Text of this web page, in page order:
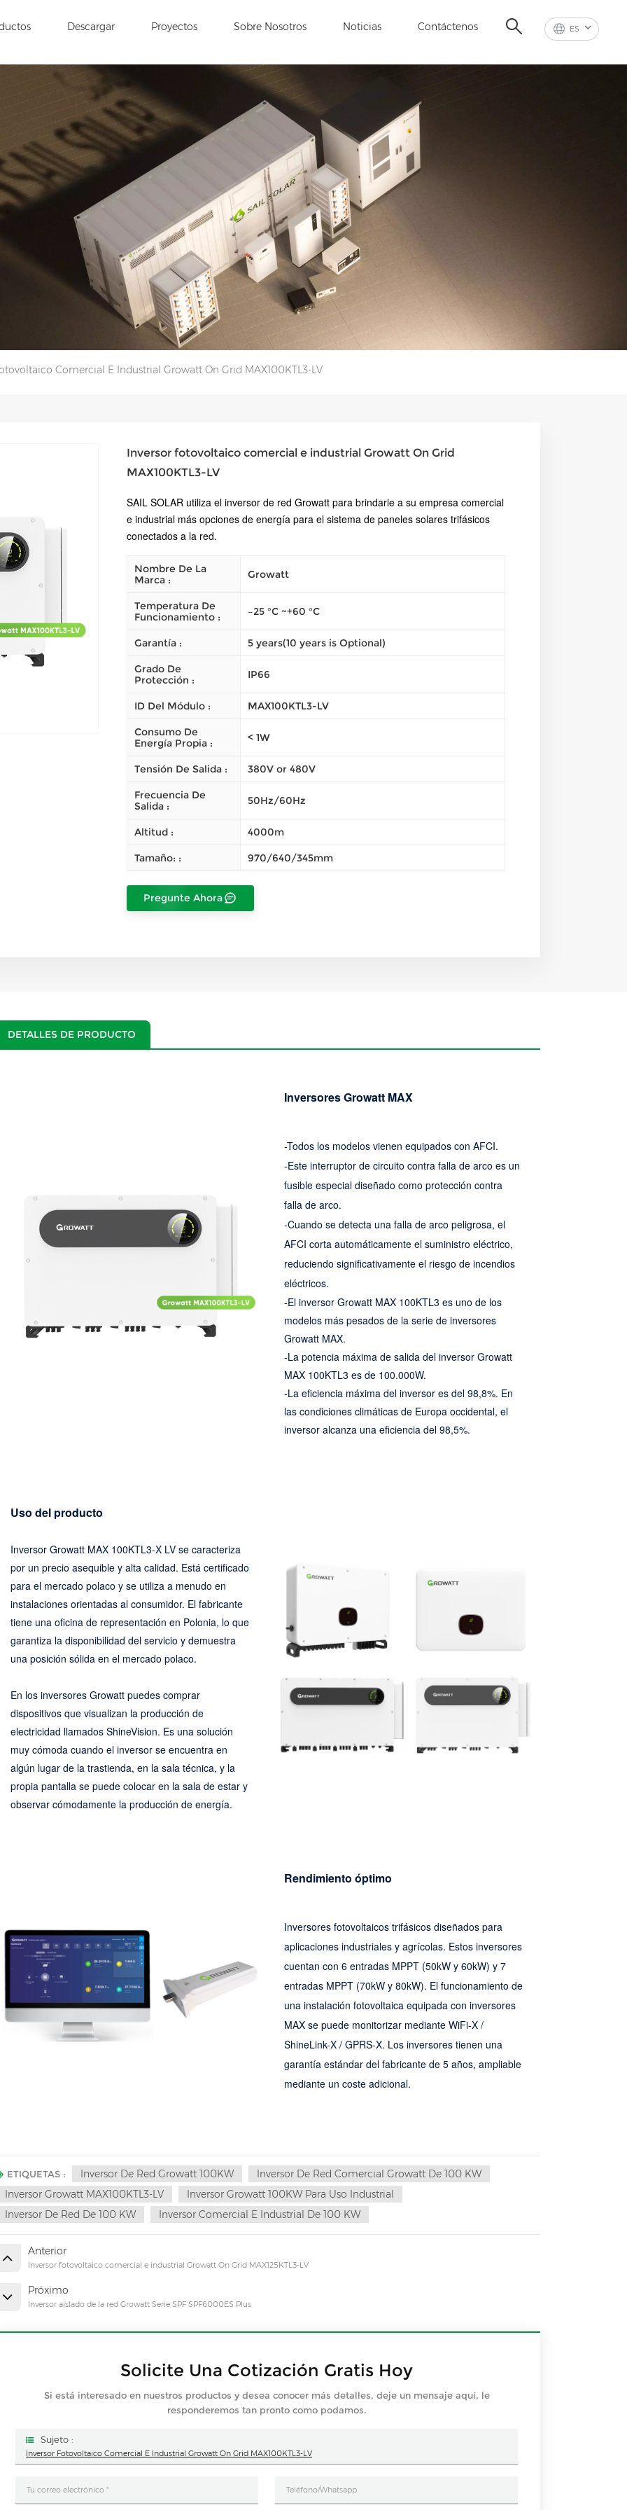
ES
Descargar Proyectos Sobre Nosotros Noticias Contáctenos
Comercial E Industrial Growatt On Grid MAX100KTL3-LV
Inversor fotovoltaico comercial e industrial Growatt On Grid
MAX100KTL3-LV
SAIL SOLAR utiliza el inversor de red Growatt para brindarle a su empresa comercial
e industrial más opciones de energía para el sistema de paneles solares trifásicos
conectados a la red.
Nombre De La
Marca :
Growatt
Temperatura De
Funcionamiento :
–25 °C ~+60 °C
Garantía : 5 years(10 years is Optional)
Grado De
Protección :
IP66
ID Del Módulo : MAX100KTL3-LV
Consumo De
Energía Propia :
< 1W
Tensión De Salida : 380V or 480V
Frecuencia De
Salida :
50Hz/60Hz
Altitud : 4000m
Tamaño: : 970/640/345mm
Pregunte Ahora
DETALLES DE PRODUCTO
Inversores Growatt MAX
-Todos los modelos vienen equipados con AFCI.
-Este interruptor de circuito contra falla de arco es un
fusible especial diseñado como protección contra
falla de arco.
-Cuando se detecta una falla de arco peligrosa, el
AFCI corta automáticamente el suministro eléctrico,
reduciendo significativamente el riesgo de incendios
eléctricos.
-El inversor Growatt MAX 100KTL3 es uno de los
modelos más pesados de la serie de inversores
Growatt MAX.
-La potencia máxima de salida del inversor Growatt
MAX 100KTL3 es de 100.000W.
-La eficiencia máxima del inversor es del 98,8%. En
las condiciones climáticas de Europa occidental, el
inversor alcanza una eficiencia del 98,5%.
Uso del producto
Inversor Growatt MAX 100KTL3-X LV se caracteriza
por un precio asequible y alta calidad. Está certificado
para el mercado polaco y se utiliza a menudo en
instalaciones orientadas al consumidor. El fabricante
tiene una oficina de representación en Polonia, lo que
garantiza la disponibilidad del servicio y demuestra
una posición sólida en el mercado polaco.
En los inversores Growatt puedes comprar
dispositivos que visualizan la producción de
electricidad llamados ShineVision. Es una solución
muy cómoda cuando el inversor se encuentra en
algún lugar de la trastienda, en la sala técnica, y la
propia pantalla se puede colocar en la sala de estar y
observar cómodamente la producción de energía.
Rendimiento óptimo
Inversores fotovoltaicos trifásicos diseñados para
aplicaciones industriales y agrícolas. Estos inversores
cuentan con 6 entradas MPPT (50kW y 60kW) y 7
entradas MPPT (70kW y 80kW). El funcionamiento de
una instalación fotovoltaica equipada con inversores
MAX se puede monitorizar mediante WiFi-X /
ShineLink-X / GPRS-X. Los inversores tienen una
garantía estándar del fabricante de 5 años, ampliable
mediante un coste adicional.
ETIQUETAS : Inversor De Red Growatt 100KW
Inversor De Red Comercial Growatt De 100 KW
Inversor Growatt MAX100KTL3-LV
Inversor Growatt 100KW Para Uso Industrial
Inversor De Red De 100 KW
Inversor Comercial E Industrial De 100 KW
Anterior
Inversor fotovoltaico comercial e industrial Growatt On Grid MAX125KTL3-LV
Próximo
Inversor aislado de la red Growatt Serie SPF SPF6000ES Plus
Solicite Una Cotización Gratis Hoy
Si está interesado en nuestros productos y desea conocer más detalles, deje un mensaje aquí, le
responderemos tan pronto como podamos.
Sujeto :
Inversor Fotovoltaico Comercial E Industrial Growatt On Grid MAX100KTL3-LV